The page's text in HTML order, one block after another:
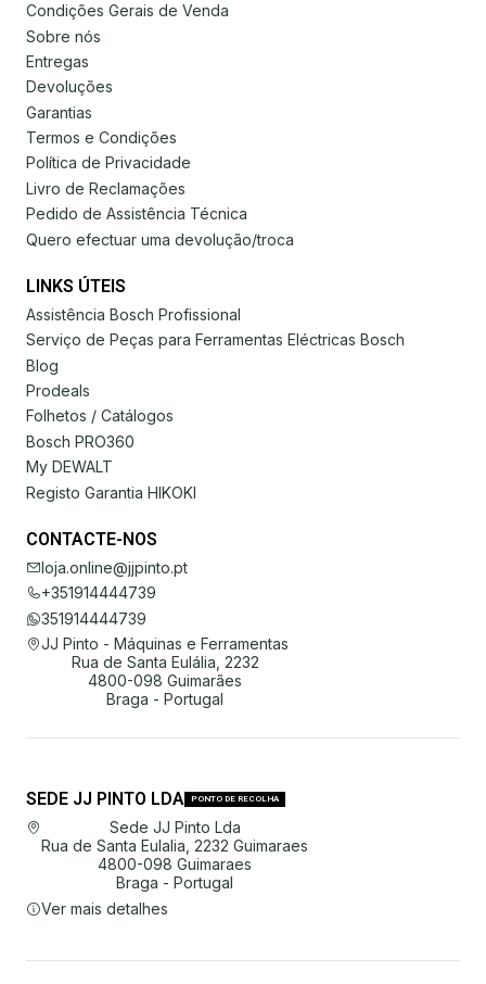
Condições Gerais de Venda
Sobre nós
Entregas
Devoluções
Garantias
Termos e Condições
Política de Privacidade
Livro de Reclamações
Pedido de Assistência Técnica
Quero efectuar uma devolução/troca
LINKS ÚTEIS
Assistência Bosch Profissional
Serviço de Peças para Ferramentas Eléctricas Bosch
Blog
Prodeals
Folhetos / Catálogos
Bosch PRO360
My DEWALT
Registo Garantia HIKOKI
CONTACTE-NOS
loja.online@jjpinto.pt
+351914444739
351914444739
JJ Pinto - Máquinas e Ferramentas
Rua de Santa Eulália, 2232
4800-098 Guimarães
Braga - Portugal
SEDE JJ PINTO LDA PONTO DE RECOLHA
Sede JJ Pinto Lda
Rua de Santa Eulalia, 2232 Guimaraes
4800-098 Guimaraes
Braga - Portugal
Ver mais detalhes